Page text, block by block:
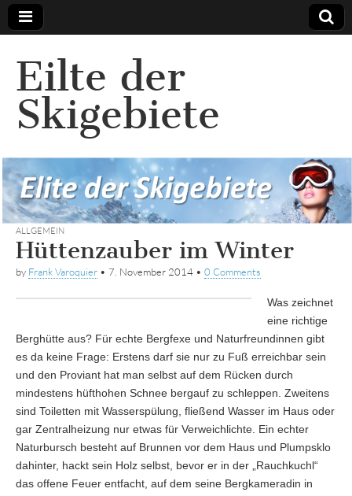
Eilte der
Skigebiete
ALLGEMEIN
Hüttenzauber im Winter
by Frank Varoquier • 7. November 2014 • 0 Comments
Was zeichnet
eine richtige
Berghütte aus? Für echte Bergfexe und Naturfreundinnen gibt
es da keine Frage: Erstens darf sie nur zu Fuß erreichbar sein
und den Proviant hat man selbst auf dem Rücken durch
mindestens hüfthohen Schnee bergauf zu schleppen. Zweitens
sind Toiletten mit Wasserspülung, fließend Wasser im Haus oder
gar Zentralheizung nur etwas für Verweichlichte. Ein echter
Naturbursch besteht auf Brunnen vor dem Haus und Plumpsklo
dahinter, hackt sein Holz selbst, bevor er in der „Rauchkuchl“
das offene Feuer entfacht, auf dem seine Bergkameradin in